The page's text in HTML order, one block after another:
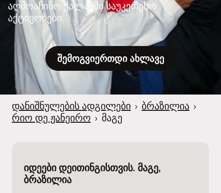
აღმოაჩინო ქალაქში საუკეთესო
აქტივობები.
შემოგვიერთდი ახლავე
დანიშნულების ადგილები › ბრაზილია ›
რიო დე ჟანეირო › მაგე
იდეები დეითინგისთვის. მაგე,
ბრაზილია